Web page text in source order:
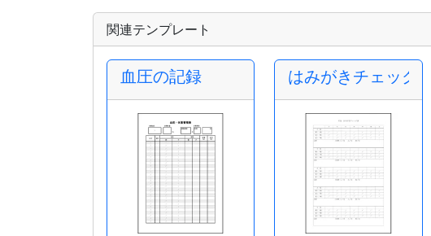
関連テンプレート
血圧の記録 はみがきチェック表